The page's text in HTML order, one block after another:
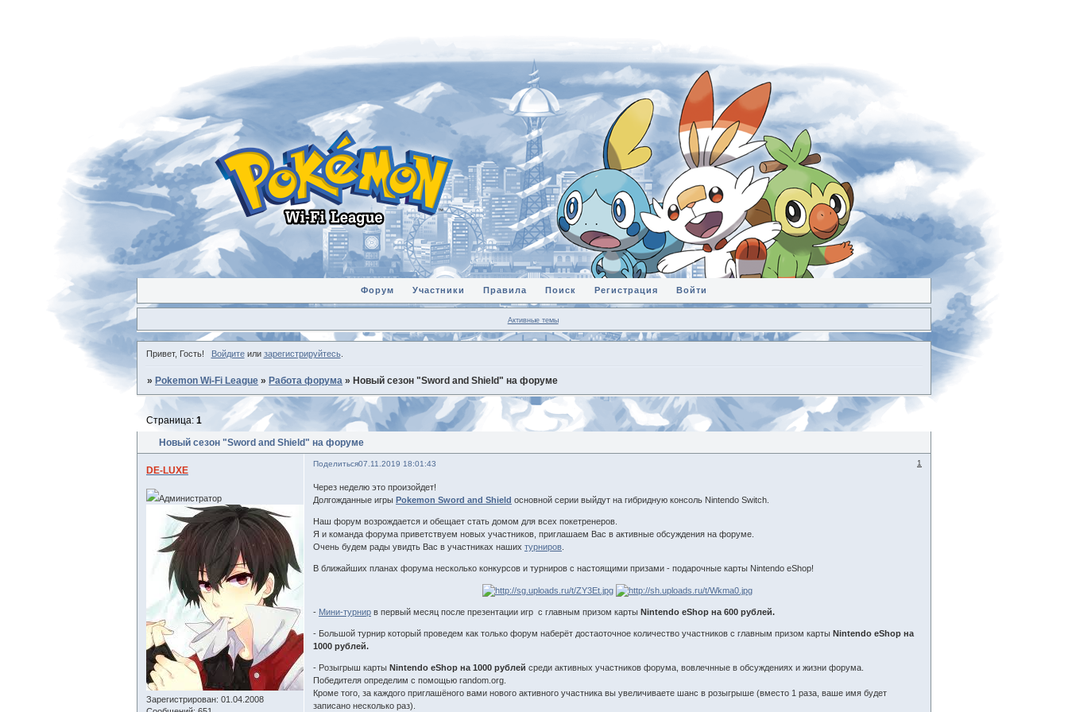
Форум Участники Правила Поиск Регистрация Войти
Активные темы
Привет, Гость! Войдитеили зарегистрируйтесь.
» Pokemon Wi-Fi League » Работа форума » Новый сезон "Sword and Shield" на форуме
Новый сезон "Sword and Shield" на форуме
Страница:1
Поделиться 1
07.11.2019 18:01:43
DE-LUXE
Администратор
Зарегистрирован: 01.04.2008
Через неделю это произойдет!
Долгожданные игрыPokemon Sword and Shield основной серии выйдут на гибридную консоль Nintendo Switch.
Наш форум возрождается и обещает стать домом для всех покетренеров.
Я и команда форума приветствуем новых участников, приглашаем Вас в активные обсуждения на форуме.
Очень будем рады увидть Вас в участниках нашихтурниров
В ближайших планах форума несколько конкурсов и турниров с настоящими призами - подарочные карты Nintendo eShop!
- Мини-турнир в первый месяц после презентации игр с главным призом карты Nintendo eShop на 600 рублей.
- Большой турнир который проведем как только форум наберёт достаоточное количество участников с главным призом карты Nintendo eShop на
1000 рублей.
- Розыгрыш карты Nintendo eShop на 1000 рублей среди активных участников форума, вовлечнные в обсуждениях и жизни форума.
Победителя определим с помощью random.org.
Кроме того, за каждого приглашёного вами нового активного участника вы увеличиваете шанс в розыгрыше (вместо 1 раза, ваше имя будет
записано несколько раз).